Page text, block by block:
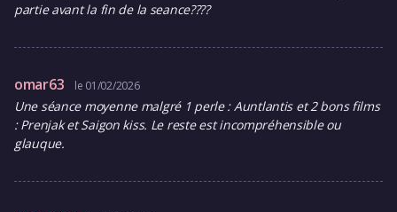
partie avant la fin de la seance????
omar63 le 01/02/2026
Une séance moyenne malgré 1 perle : Auntlantis et 2 bons films
: Prenjak et Saigon kiss. Le reste est incompréhensible ou
glauque.